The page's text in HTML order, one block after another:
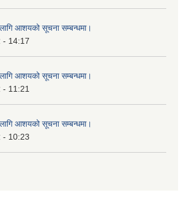
आशयको सूचना सम्बन्धमा।
- 14:17
आशयको सूचना सम्बन्धमा।
- 11:21
आशयको सूचना सम्बन्धमा।
- 10:23